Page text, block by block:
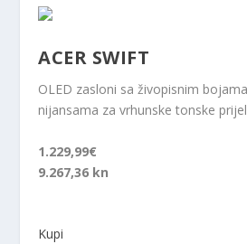
ACER SWIFT
OLED zasloni sa živopisnim
nijansama za vrhunske tonske
1.229,99€
9.267,36 kn
Kupi